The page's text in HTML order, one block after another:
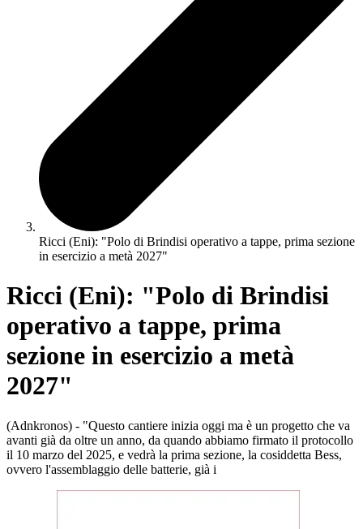
Ricci (Eni): "Polo di Brindisi operativo a tappe, prima sezione
in esercizio a metà 2027"
Ricci (Eni): "Polo di Brindisi
operativo a tappe, prima
sezione in esercizio a metà
2027"
(Adnkronos) - "Questo cantiere inizia oggi ma è un progetto che va
avanti già da oltre un anno, da quando abbiamo firmato il protocollo
il 10 marzo del 2025, e vedrà la prima sezione, la cosiddetta Bess,
ovvero l'assemblaggio delle batterie, già i